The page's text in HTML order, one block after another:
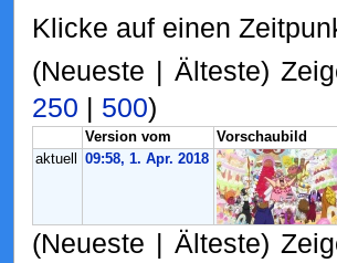
Klicke auf einen
(Neueste | Älteste)
250 | 500)
Version vom
Vorschaubild
aktuell
09:58, 1. Apr. 2018
(Neueste | Älteste)